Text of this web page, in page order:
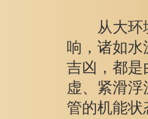
从大环境
响，诸如
吉凶，都是
虚、紧滑
管的机能